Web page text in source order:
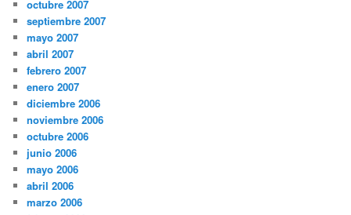
octubre 2007
septiembre 2007
mayo 2007
abril 2007
febrero 2007
enero 2007
diciembre 2006
noviembre 2006
octubre 2006
junio 2006
mayo 2006
abril 2006
marzo 2006